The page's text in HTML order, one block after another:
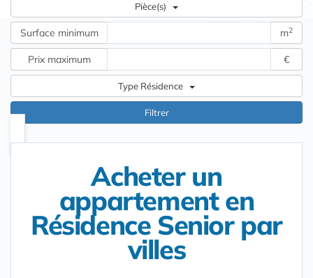
Pièce(s)
Surface minimum m2
Prix maximum €
Type Résidence
Filtrer
Acheter un
appartement en
Résidence Senior par
villes